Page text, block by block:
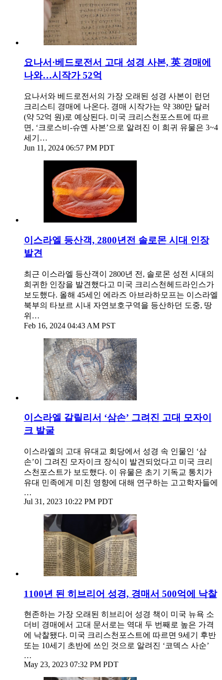
요나서·베드로전서 고대 성경 사본, 英 경매에
나와…시작가 52억
요나서와 베드로전서의 가장 오래된 성경 사본이 런던
크리스티 경매에 나온다. 경매 시작가는 약 380만 달러
(약 52억 원)로 예상된다. 미국 크리스천포스트에 따르
면, ‘크로스비-슈옌 사본’으로 알려진 이 희귀 유물은 3~4
세기…
Jun 11, 2024 06:57 PM PDT
이스라엘 등산객, 2800년전 솔로몬 시대 인장
발견
최근 이스라엘 등산객이 2800년 전, 솔로몬 성전 시대의
희귀한 인장을 발견했다고 미국 크리스천헤드라인스가
보도했다. 올해 45세인 에라즈 아브라하모프는 이스라엘
북부의 타보르 시내 자연보호구역을 등산하던 도중, 땅
위…
Feb 16, 2024 04:43 AM PST
이스라엘 갈릴리서 ‘삼손’ 그려진 고대 모자이
크 발굴
이스라엘의 고대 유대교 회당에서 성경 속 인물인 ‘삼
손’이 그려진 모자이크 장식이 발견되었다고 미국 크리
스천포스트가 보도했다. 이 유물은 초기 기독교 통치가
유대 민족에게 미친 영향에 대해 연구하는 고고학자들에
…
Jul 31, 2023 10:22 PM PDT
1100년 된 히브리어 성경, 경매서 500억에 낙찰
현존하는 가장 오래된 히브리어 성경 책이 미국 뉴욕 소
더비 경매에서 고대 문서로는 역대 두 번째로 높은 가격
에 낙찰됐다. 미국 크리스천포스트에 따르면 9세기 후반
또는 10세기 초반에 쓰인 것으로 알려진 ‘코덱스 사순’
…
May 23, 2023 07:32 PM PDT